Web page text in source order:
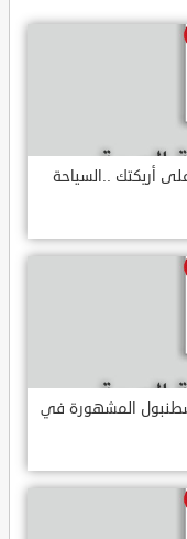
أريكتك ..السياحة
المشهورة في